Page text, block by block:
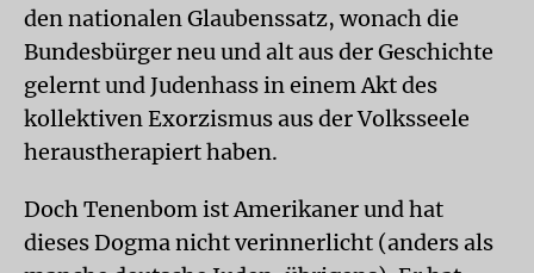
den nationalen Glaubenssatz, wonach die
Bundesbürger neu und alt aus der Geschichte
gelernt und Judenhass in einem Akt des
kollektiven Exorzismus aus der Volksseele
heraustherapiert haben.
Doch Tenenbom ist Amerikaner und hat
dieses Dogma nicht verinnerlicht (anders als